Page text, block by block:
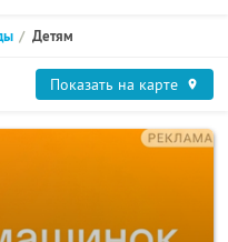
Детям
Показать на карте